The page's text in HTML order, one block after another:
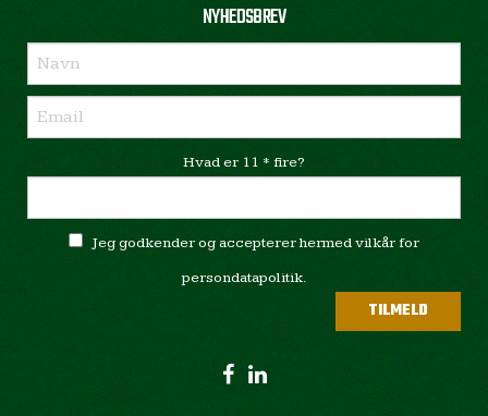
NYHEDSBREV
Hvad er 11 * fire?
Jeg godkender og accepterer hermed vilkår for
persondatapolitik.